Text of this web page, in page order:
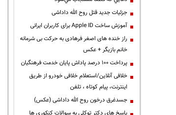
جزئیات جدید قتل روح الله داداشی
آموزش ساخت Apple ID برای کاربران ایرانی
راز خنده های اصغر فرهادی به حرکت بی شرمانه
خانم بازیگر + عکس
پرداخت ۱۰۰ درصد پاداش پایان خدمت فرهنگیان
خلافی آنلاین/استعلام خلافی خودرو از طریق
اینترنت، پیام کوتاه ، تلفن
جسدغرق درخون روح الله داداشی (عکس)
پاسخ های دکتر توکلی به سوالات کنکوری ها